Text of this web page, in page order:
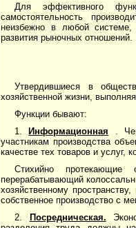
Для эффективного
самостоятельность
неизбежно в любой
развития рыночных отношений.
Утвердившиеся в
хозяйственной жизни,
Функции бывают:
1.
Информационная
.
участникам производства
качестве тех товаров и услуг,
Стихийно
перерабатывающий
хозяйственному
собственное производство с
2.
Посредническая.